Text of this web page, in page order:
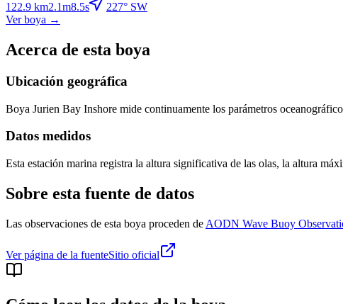
122.9 km2.1m8.5s 227° SW
Ver boya →
Acerca de esta boya
Ubicación geográfica
Boya Jurien Bay Inshore mide continuamente los parámetros
Datos medidos
Esta estación marina registra la altura significativa de las olas, la altura
Sobre esta fuente de datos
Las observaciones de esta boya proceden de AODN Wave Buoy
Ver página de la fuenteSitio oficial